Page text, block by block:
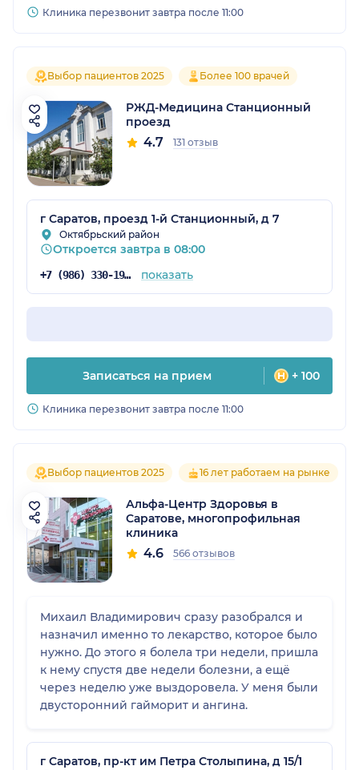
Клиника перезвонит завтра после 11:00
Выбор пациентов 2025 Более 100 врачей
РЖД-Медицина Станционный
проезд
4.7 131 отзыв
г Саратов, проезд 1-й Станционный, д 7
Октябрьский район
Откроется завтра в 08:00
+7 (986) 330-19-24 показать
Записаться на прием + 100
Клиника перезвонит завтра после 11:00
Выбор пациентов 2025 16 лет работаем на рынке
Альфа-Центр Здоровья в
Саратове, многопрофильная
клиника
4.6 566 отзывов
Михаил Владимирович сразу разобрался и
назначил именно то лекарство, которое было
нужно. До этого я болела три недели, пришла
к нему спустя две недели болезни, а ещё
через неделю уже выздоровела. У меня были
двусторонний гайморит и ангина.
г Саратов, пр-кт им Петра Столыпина, д 15/1